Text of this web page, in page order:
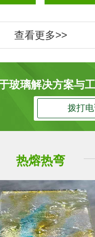
查看更多>>
玻璃解决方案与
拨打
热熔热弯